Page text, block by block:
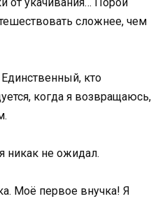
сложнее, чем
кто
когда я возвращаюсь,
никак не ожидал.
Моё первое внучка! Я